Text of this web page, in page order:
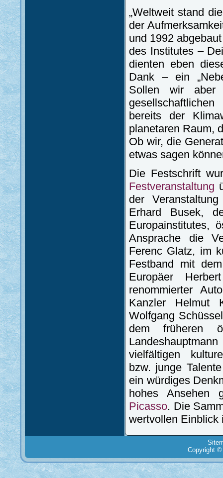
„Weltweit stand
der
und 1992
des Institutes –
dienten eben
Dank – ein
Sollen wir aber
bereits der
planetaren Raum,
Ob wir, die
etwas sagen
Die Festschrift
Festveranstaltung
der
Erhard Busek,
Europainstitutes,
Ansprache die
Ferenc Glatz, im
Festband mit
Europäer
renommierter
Kanzler Helmut
Wolfgang
dem früheren
vielfältigen
bzw. junge
ein würdiges
hohes Ansehen
Picasso. Die
wertvollen Einblick
Copyright ©